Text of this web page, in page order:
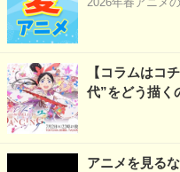
【コラムはコ
代”をどう描く
アニメを見る